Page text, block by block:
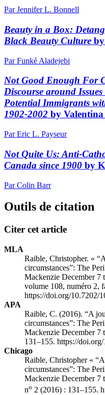
Par Jennifer L. Bonnell
Beauty in a Box:
Black Beauty Culture
Par Funké Aladejebi
Not Good Enough For
Discourse around
Potential Immigrants
1902-2002 by
Par Eric L. Payseur
Not Quite Us: Anti-
Canada since 1900 by
Par Colin Barr
Outils de citation
Citer cet article
MLA
Raible, Christopher. «
circumstances”: The
Mackenzie December 7
volume 108, numéro 2,
https://doi.org/10.7202/
APA
Raible, C. (2016). “A
circumstances”: The
Mackenzie December 7
131–155. https://
Chicago
Raible, Christopher «
circumstances”: The
Mackenzie December 7
no 2 (2016) : 131–155.